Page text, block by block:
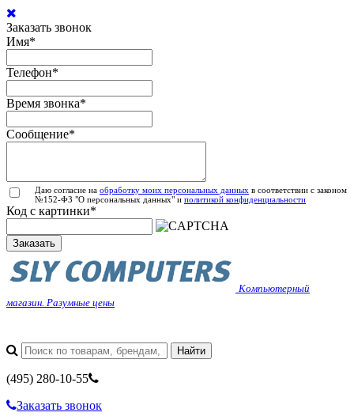
Заказать звонок
Имя*
Телефон*
Время звонка*
Сообщение*
Даю согласие на обработку моих персональных данных в соответствии с законом
№152-ФЗ "О персональных данных" и политикой конфиденциальности
Код с картинки*
Заказать
Компьютерный
магазин. Разумные цены
(495) 280-10-55
Заказать звонок